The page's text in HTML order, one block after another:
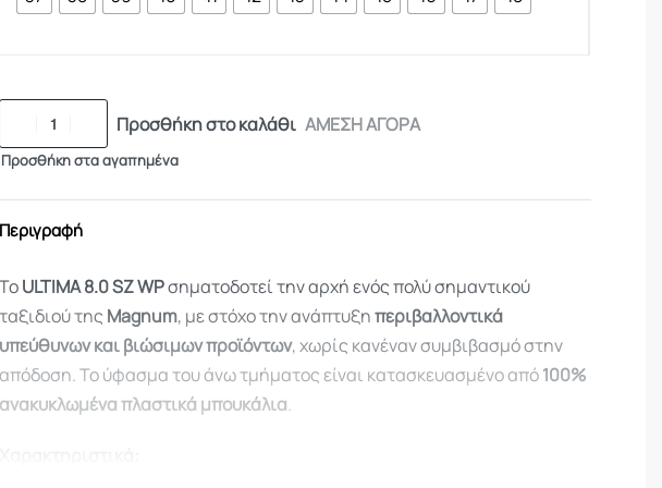
Προσθήκη στο καλάθι ΑΜΕΣΗ ΑΓΟΡΑ
Προσθήκη στα αγαπημένα
Περιγραφή
ΤοULTIMA 8.0 SZ WPσηματοδοτεί την αρχή ενός πολύ σημαντικού
ταξιδιού της Magnum, με στόχο την ανάπτυξηπεριβαλλοντικά
υπεύθυνων και βιώσιμων προϊόντων, χωρίς κανέναν συμβιβασμό στην
απόδοση. Το ύφασμα του άνω τμήματος είναι κατασκευασμένο από100%
ανακυκλωμένα πλαστικά μπουκάλια.